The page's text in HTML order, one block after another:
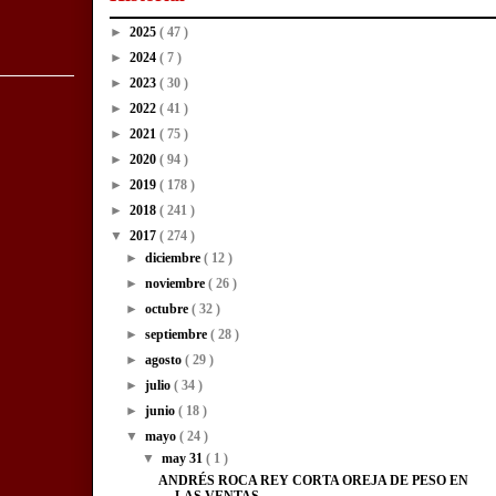
► 2025 ( 47 )
► 2024 ( 7 )
► 2023 ( 30 )
► 2022 ( 41 )
► 2021 ( 75 )
► 2020 ( 94 )
► 2019 ( 178 )
► 2018 ( 241 )
▼ 2017 ( 274 )
►diciembre( 12 )
►noviembre( 26 )
►octubre( 32 )
►septiembre( 28 )
►agosto( 29 )
►julio( 34 )
►junio( 18 )
▼mayo( 24 )
▼ may 31 ( 1 )
ANDRÉS ROCA REY CORTA OREJA DE PESO EN